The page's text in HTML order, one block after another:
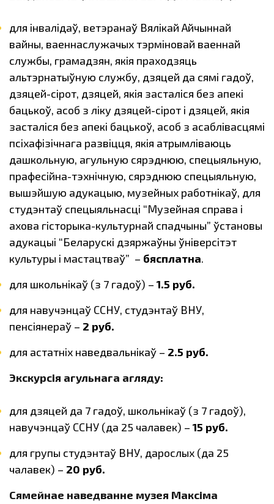
для інвалідаў, ветэранаў Вялікай Айчыннай
вайны, ваеннаслужачых тэрміновай ваеннай
службы, грамадзян, якія праходзяць
альтэрнатыўную службу, дзяцей да сямі гадоў,
дзяцей-сірот, дзяцей, якія засталіся без апекі
бацькоў, асоб з ліку дзяцей-сірот і дзяцей, якія
засталіся без апекі бацькоў, асоб з асаблівасцямі
псіхафізічнага развіцця, якія атрымліваюць
дашкольную, агульную сярэднюю, спецыяльную,
прафесійна-тэхнічную, сярэднюю спецыяльную,
вышэйшую адукацыю, музейных работнікаў, для
студэнтаў спецыяльнасці “Музейная справа і
ахова гісторыка-культурнай спадчыны” ўстановы
адукацыі “Беларускі дзяржаўны ўніверсітэт
культуры і мастацтваў” – бясплатна.
для школьнікаў (з 7 гадоў) –1.5 руб.
для навучэнцаў ССНУ, студэнтаў ВНУ,
пенсіянераў – 2 руб.
для астатніх наведвальнікаў – 2.5 руб.
Экскурсія агульнага агляду:
для дзяцей да 7 гадоў, школьнікаў (з 7 гадоў),
навучэнцаў ССНУ (да 25 чалавек) –15 руб.
для групы студэнтаў ВНУ, дарослых (да 25
чалавек) – 20 руб.
Сямейнае наведванне музея Максіма